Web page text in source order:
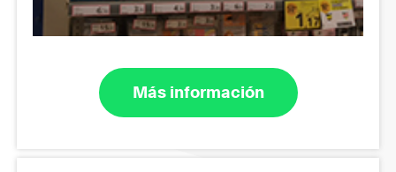
Más información